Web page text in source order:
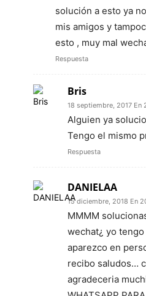
solución a esto ya
mis amigos y
esto , muy mal
Respuesta
Bris
18 septiembre, 2017 En
Alguien ya
Tengo el mismo
Respuesta
DANIELAA
15 diciembre, 2018 En
MMMM
wechat¿ yo
aparezco en
recibo saludos…
agradeceria